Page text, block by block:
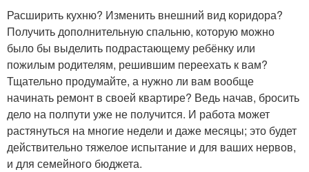
Расширить кухню? Изменить внешний вид коридора?
Получить дополнительную спальню, которую можно
было бы выделить подрастающему ребёнку или
пожилым родителям, решившим переехать к вам?
Тщательно продумайте, а нужно ли вам вообще
начинать ремонт в своей квартире? Ведь начав, бросить
дело на полпути уже не получится. И работа может
растянуться на многие недели и даже месяцы; это будет
действительно тяжелое испытание и для ваших нервов,
и для семейного бюджета.